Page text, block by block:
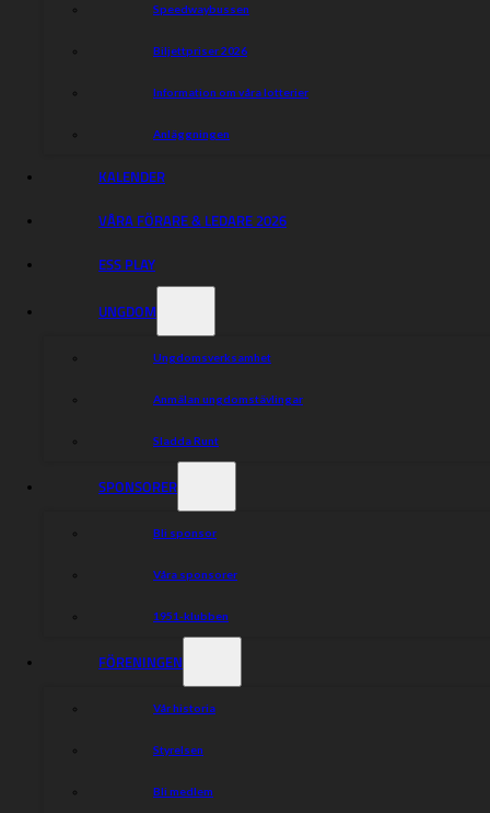
Speedwaybussen
Biljettpriser 2026
Information om våra lotterier
Anläggningen
KALENDER
VÅRA FÖRARE & LEDARE 2026
ESS PLAY
UNGDOM
Ungdomsverksamhet
Anmälan ungdomstävlingar
Sladda Runt
SPONSORER
Bli sponsor
Våra sponsorer
1951-klubben
FÖRENINGEN
Vår historia
Styrelsen
Bli medlem